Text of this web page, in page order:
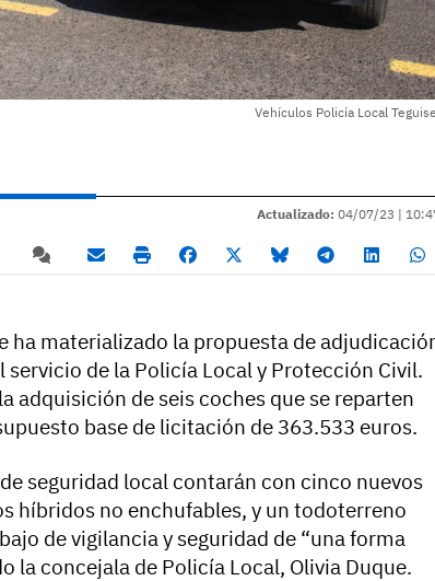
Vehículos Policía Local
Actualizado: 04/07/23 |
ha materializado la propuesta de
servicio de la Policía Local y Protección Civil.
adquisición de seis coches que se reparten
base de licitación de 363.533 euros.
seguridad local contarán con cinco nuevos
híbridos no enchufables, y un todoterreno
de vigilancia y seguridad de “una forma
la concejala de Policía Local, Olivia Duque.